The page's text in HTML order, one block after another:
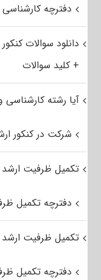
دفترچه
دانلود سوالات
+ کلید سوالات
آیا رشته
شرکت در کنکور
تکمیل ظرفیت ارشد ۱۴۰۳
دفترچه تکمیل
تکمیل ظرفیت ارشد آزاد
دفترچه تکمیل